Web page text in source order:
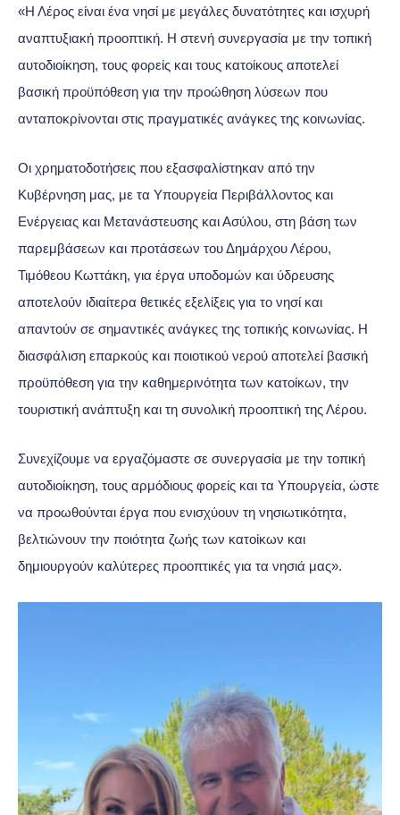
«Η Λέρος είναι ένα νησί με μεγάλες δυνατότητες και ισχυρή
αναπτυξιακή προοπτική. Η στενή συνεργασία με την τοπική
αυτοδιοίκηση, τους φορείς και τους κατοίκους αποτελεί
βασική προϋπόθεση για την προώθηση λύσεων που
ανταποκρίνονται στις πραγματικές ανάγκες της κοινωνίας.
Οι χρηματοδοτήσεις που εξασφαλίστηκαν από την
Κυβέρνηση μας, με τα Υπουργεία Περιβάλλοντος και
Ενέργειας και Μετανάστευσης και Ασύλου, στη βάση των
παρεμβάσεων και προτάσεων του Δημάρχου Λέρου,
Τιμόθεου Κωττάκη, για έργα υποδομών και ύδρευσης
αποτελούν ιδιαίτερα θετικές εξελίξεις για το νησί και
απαντούν σε σημαντικές ανάγκες της τοπικής κοινωνίας. Η
διασφάλιση επαρκούς και ποιοτικού νερού αποτελεί βασική
προϋπόθεση για την καθημερινότητα των κατοίκων, την
τουριστική ανάπτυξη και τη συνολική προοπτική της Λέρου.
Συνεχίζουμε να εργαζόμαστε σε συνεργασία με την τοπική
αυτοδιοίκηση, τους αρμόδιους φορείς και τα Υπουργεία, ώστε
να προωθούνται έργα που ενισχύουν τη νησιωτικότητα,
βελτιώνουν την ποιότητα ζωής των κατοίκων και
δημιουργούν καλύτερες προοπτικές για τα νησιά μας».